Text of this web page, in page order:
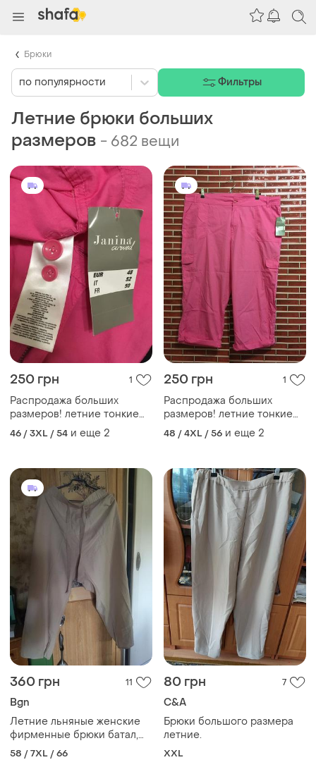
Летние брюки больших
размеров - 682 вещи
250 грн 1
Распродажа больших
размеров! летние тонкие
натуральные брючки 100%
хлопок
46 / 3XL / 54 и еще 2
250 грн 1
Распродажа больших
размеров! летние тонкие
натуральные брючки 100%
хлопок
48 / 4XL / 56 и еще 2
360 грн 11
Bgn
Летние льняные женские
фирменные брюки батал,
большой размер
58 / 7XL / 66
80 грн 7
C&A
Брюки большого размера
летние.
XXL
по популярности Фильтры
Брюки